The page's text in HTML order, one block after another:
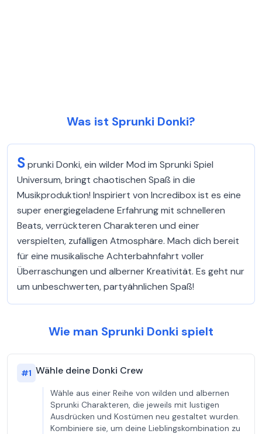
Was ist Sprunki Donki?
Sprunki Donki, ein wilder Mod im Sprunki Spiel
Universum, bringt chaotischen Spaß in die
Musikproduktion! Inspiriert von Incredibox ist es eine
super energiegeladene Erfahrung mit schnelleren
Beats, verrückteren Charakteren und einer
verspielten, zufälligen Atmosphäre. Mach dich bereit
für eine musikalische Achterbahnfahrt voller
Überraschungen und alberner Kreativität. Es geht nur
um unbeschwerten, partyähnlichen Spaß!
Wie man Sprunki Donki spielt
#1 Wähle deine Donki Crew
Wähle aus einer Reihe von wilden und albernen
Sprunki Charakteren, die jeweils mit lustigen
Ausdrücken und Kostümen neu gestaltet wurden.
Kombiniere sie, um deine Lieblingskombination zu